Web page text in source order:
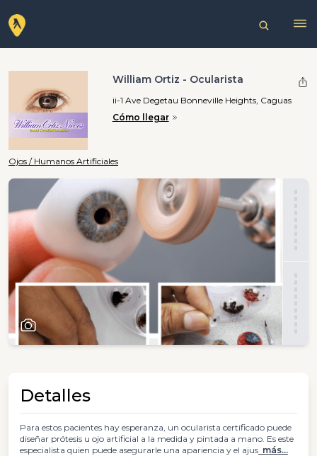
William Ortiz - Ocularista
ii-1 Ave Degetau Bonneville Heights, Caguas
Cómo llegar
Ojos / Humanos Artificiales
Detalles
Para estos pacientes hay esperanza, un ocularista certificado puede
diseñar prótesis u ojo artificial a la medida y pintada a mano. Es este
especialista quien puede asegurarle una apariencia y el ajus más...